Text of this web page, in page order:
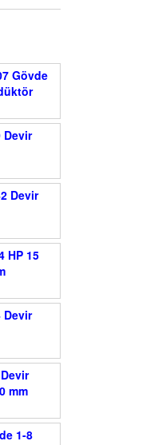
Gövde
Devir
Devir
HP 15
Devir
mm
1-8